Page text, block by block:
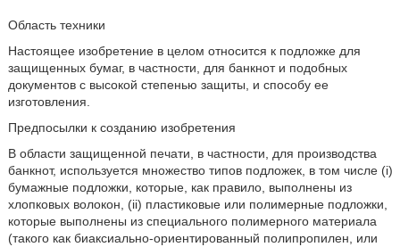
Область техники
Настоящее изобретение в целом относится к подложке для
защищенных бумаг, в частности, для банкнот и подобных
документов с высокой степенью защиты, и способу ее
изготовления.
Предпосылки к созданию изобретения
В области защищенной печати, в частности, для производства
банкнот, используется множество типов подложек, в том числе (i)
бумажные подложки, которые, как правило, выполнены из
хлопковых волокон, (ii) пластиковые или полимерные подложки,
которые выполнены из специального полимерного материала
(такого как биаксиально-ориентированный полипропилен, или